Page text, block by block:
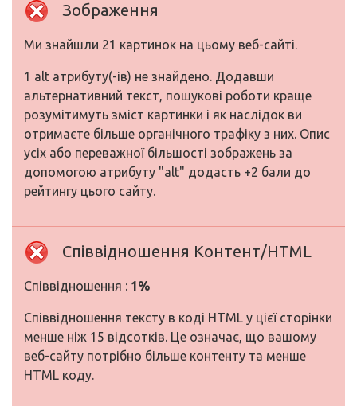
Зображення
Ми знайшли 21 картинок на цьому веб-сайті.
1 alt атрибуту(-ів) не знайдено. Додавши
альтернативний текст, пошукові роботи краще
розумітимуть зміст картинки і як наслідок ви
отримаєте більше органічного трафіку з них. Опис
усіх або переважної більшості зображень за
допомогою атрибуту "alt" додасть +2 бали до
рейтингу цього сайту.
Співвідношення Контент/HTML
Співвідношення : 1%
Співвідношення тексту в коді HTML у цієї сторінки
менше ніж 15 відсотків. Це означає, що вашому
веб-сайту потрібно більше контенту та менше
HTML коду.